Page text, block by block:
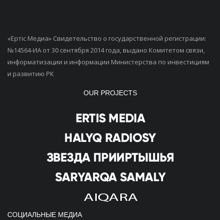
«Ертiс Медиа» Свидетельство о государственной регистрации:
№14564-ИА от 30 сентября 2014 года, выдано Комитетом связи,
информатизации и информации Министерства по инвестициям
и развитию РК
OUR PROJECTS
СОЦИАЛЬНЫЕ МЕДИА